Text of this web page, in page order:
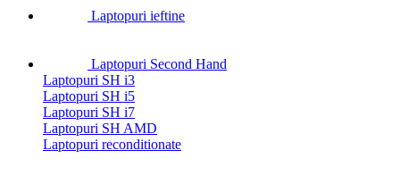
Laptopuri ieftine
Laptopuri Second Hand
Laptopuri SH i3
Laptopuri SH i5
Laptopuri SH i7
Laptopuri SH AMD
Laptopuri reconditionate